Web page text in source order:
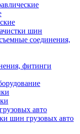
шин
соединения,
фитинги
авто
шин грузовых авто